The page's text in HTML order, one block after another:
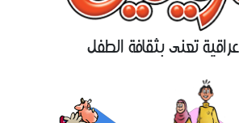
تعنى بثقافة الطفل